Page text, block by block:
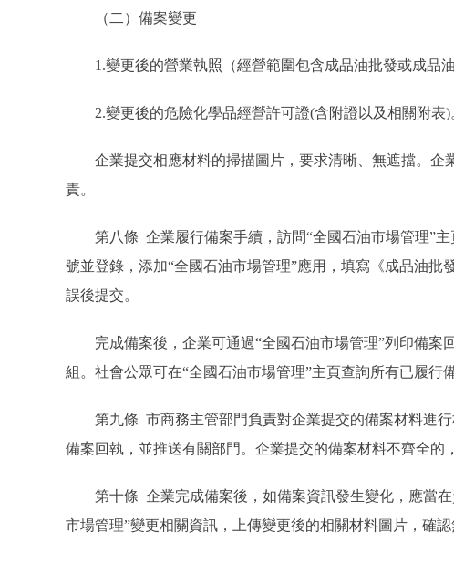
（二）備案變更
1.變更後的營業執照（經營範圍包含成品油批發或成品
2.變更後的危險化學品經營許可證(含附證以及相關附表)
企業提交相應材料的掃描圖片，要求清晰、無遮擋。企
責。
第八條 企業履行備案手續，訪問“全國石油市場管理”主
號並登錄，添加“全國石油市場管理”應用，填寫《成品油
誤後提交。
完成備案後，企業可通過“全國石油市場管理”列印備案
組。社會公眾可在“全國石油市場管理”主頁查詢所有已履行
第九條 市商務主管部門負責對企業提交的備案材料進行
備案回執，並推送有關部門。企業提交的備案材料不齊全的
第十條 企業完成備案後，如備案資訊發生變化，應當在
市場管理”變更相關資訊，上傳變更後的相關材料圖片，確認